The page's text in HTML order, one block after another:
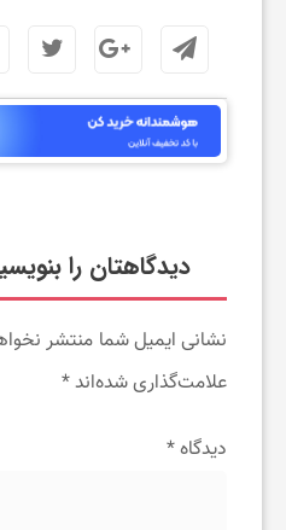
دیدگاهتان را
نشانی ایمیل شما منتشر
علامت‌گذاری شده‌اند*
دیدگاه*